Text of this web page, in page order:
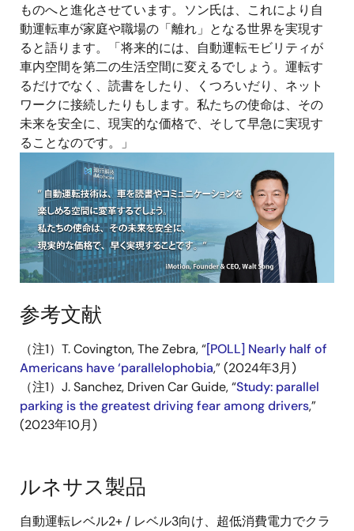
ものへと進化させています。ソン氏は、これにより自
動運転車が家庭や職場の「離れ」となる世界を実現す
ると語ります。「将来的には、自動運転モビリティが
車内空間を第二の生活空間に変えるでしょう。運転す
るだけでなく、読書をしたり、くつろいだり、ネット
ワークに接続したりもします。私たちの使命は、その
未来を安全に、現実的な価格で、そして早急に実現す
ることなのです。」
参考文献
（注1）T. Covington, The Zebra, “[POLL] Nearly half of
Americans have ‘parallelophobia,” (2024年3月)
（注1）J. Sanchez, Driven Car Guide, “Study: parallel
parking is the greatest driving fear among drivers,”
(2023年10月)
ルネサス製品
自動運転レベル2+ / レベル3向け、超低消費電力でクラ